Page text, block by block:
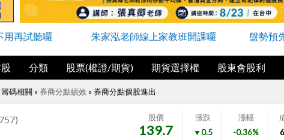
用再試聽囉 朱家泓老師線上家教班開課囉 盤勢預
分類 股票(權證/期貨) 期貨選擇權 股東會股利
籌碼相關 » 券商分點績效 » 券商分點個股進出
股價
139.7
漲跌
▼0.5
漲幅
-0.36%